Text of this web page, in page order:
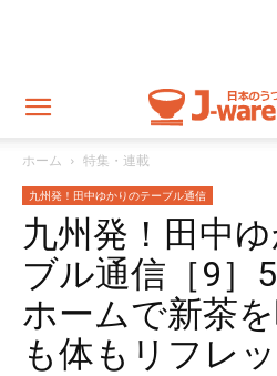
ホーム 特集・連載
九州発！田中ゆかりのテーブル通信
九州発！田中
ブル通信［9］
ホームで新茶
も体もリフレ